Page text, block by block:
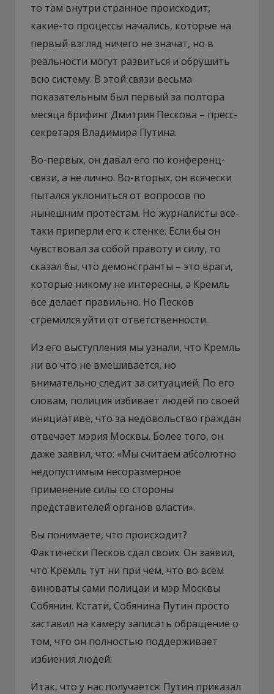
то там внутри странное происходит,
какие-то процессы начались, которые на
первый взгляд ничего не значат, но в
реальности могут развиться и обрушить
всю систему. В этой связи весьма
показательным был первый за полтора
месяца брифинг Дмитрия Пескова – пресс-
секретаря Владимира Путина.
Во-первых, он давал его по конференц-
связи, а не лично. Во-вторых, он всячески
пытался уклониться от вопросов по
нынешним протестам. Но журналисты все-
таки приперли его к стенке. Если бы он
чувствовал за собой правоту и силу, то
сказал бы, что демонстранты – это враги,
которые никому не интересны, а Кремль
все делает правильно. Но Песков
стремился уйти от ответственности.
Из его выступления мы узнали, что Кремль
ни во что не вмешивается, но
внимательно следит за ситуацией. По его
словам, полиция избивает людей по своей
инициативе, что за недовольство граждан
отвечает мэрия Москвы. Более того, он
даже заявил, что: «Мы считаем абсолютно
недопустимым несоразмерное
применение силы со стороны
представителей органов власти».
Вы понимаете, что происходит?
Фактически Песков сдал своих. Он заявил,
что Кремль тут ни при чем, что во всем
виноваты сами полицаи и мэр Москвы
Собянин. Кстати, Собянина Путин просто
заставил на камеру записать обращение о
том, что он полностью поддерживает
избиения людей.
Итак, что у нас получается: Путин приказал